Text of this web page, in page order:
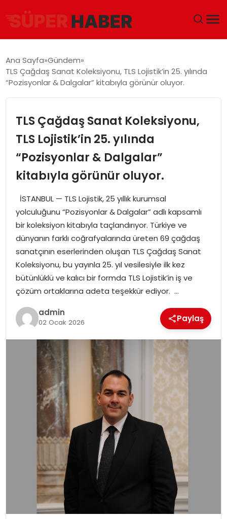
GÜNDEM
EKONOMI
SAĞLIK
SIYASET
SPOR
TEKNOLOJI
YAŞAM
Ana Sayfa Gündem
TLS Çağdaş Sanat Koleksiyonu, TLS Lojistik’in 25. yılında
“Pozisyonlar & Dalgalar” kitabıyla görünür oluyor.
TLS Çağdaş Sanat Koleksiyonu,
TLS Lojistik’in 25. yılında
“Pozisyonlar & Dalgalar”
kitabıyla görünür oluyor.
İSTANBUL — TLS Lojistik, 25 yıllık kurumsal
yolculuğunu “Pozisyonlar & Dalgalar” adlı kapsamlı
bir koleksiyon kitabıyla taçlandırıyor. Türkiye ve
dünyanın farklı coğrafyalarında üreten 69 çağdaş
sanatçının eserlerinden oluşan TLS Çağdaş Sanat
Koleksiyonu, bu yayınla 25. yıl vesilesiyle ilk kez
bütünlüklü ve kalıcı bir formda TLS Lojistik’in iş ve
çözüm ortaklarına adeta teşekkür ediyor. …
admin
02 Ocak 2026 Paylaş